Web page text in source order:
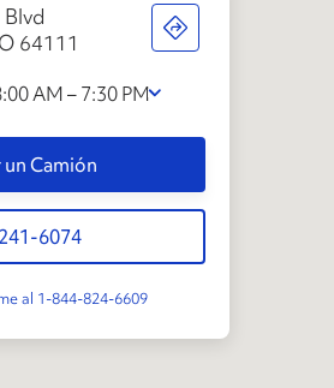
64111
AM – 7:30 PM
un Camión
6074
al 1-844-824-6609